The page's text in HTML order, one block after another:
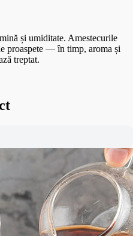
și umiditate. Amestecurile
proaspete — în timp, aroma și
treptat.